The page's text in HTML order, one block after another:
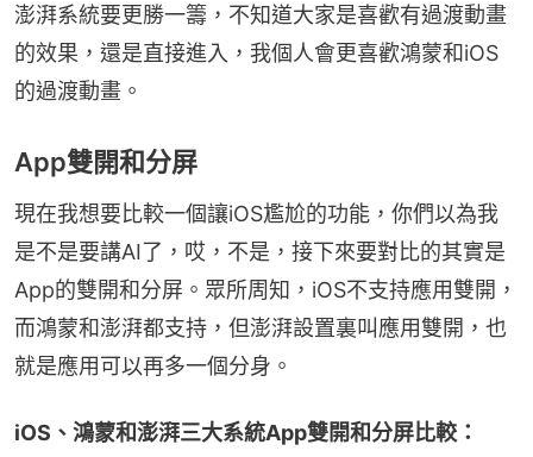
澎湃系統要更勝一籌，不知道大家是喜歡有過渡動畫
的效果，還是直接進入，我個人會更喜歡鴻蒙和iOS
的過渡動畫。
App雙開和分屏
現在我想要比較一個讓iOS尷尬的功能，你們以為我
是不是要講AI了，哎，不是，接下來要對比的其實是
App的雙開和分屏。眾所周知，iOS不支持應用雙開，
而鴻蒙和澎湃都支持，但澎湃設置裏叫應用雙開，也
就是應用可以再多一個分身。
iOS、鴻蒙和澎湃三大系統App雙開和分屏比較：